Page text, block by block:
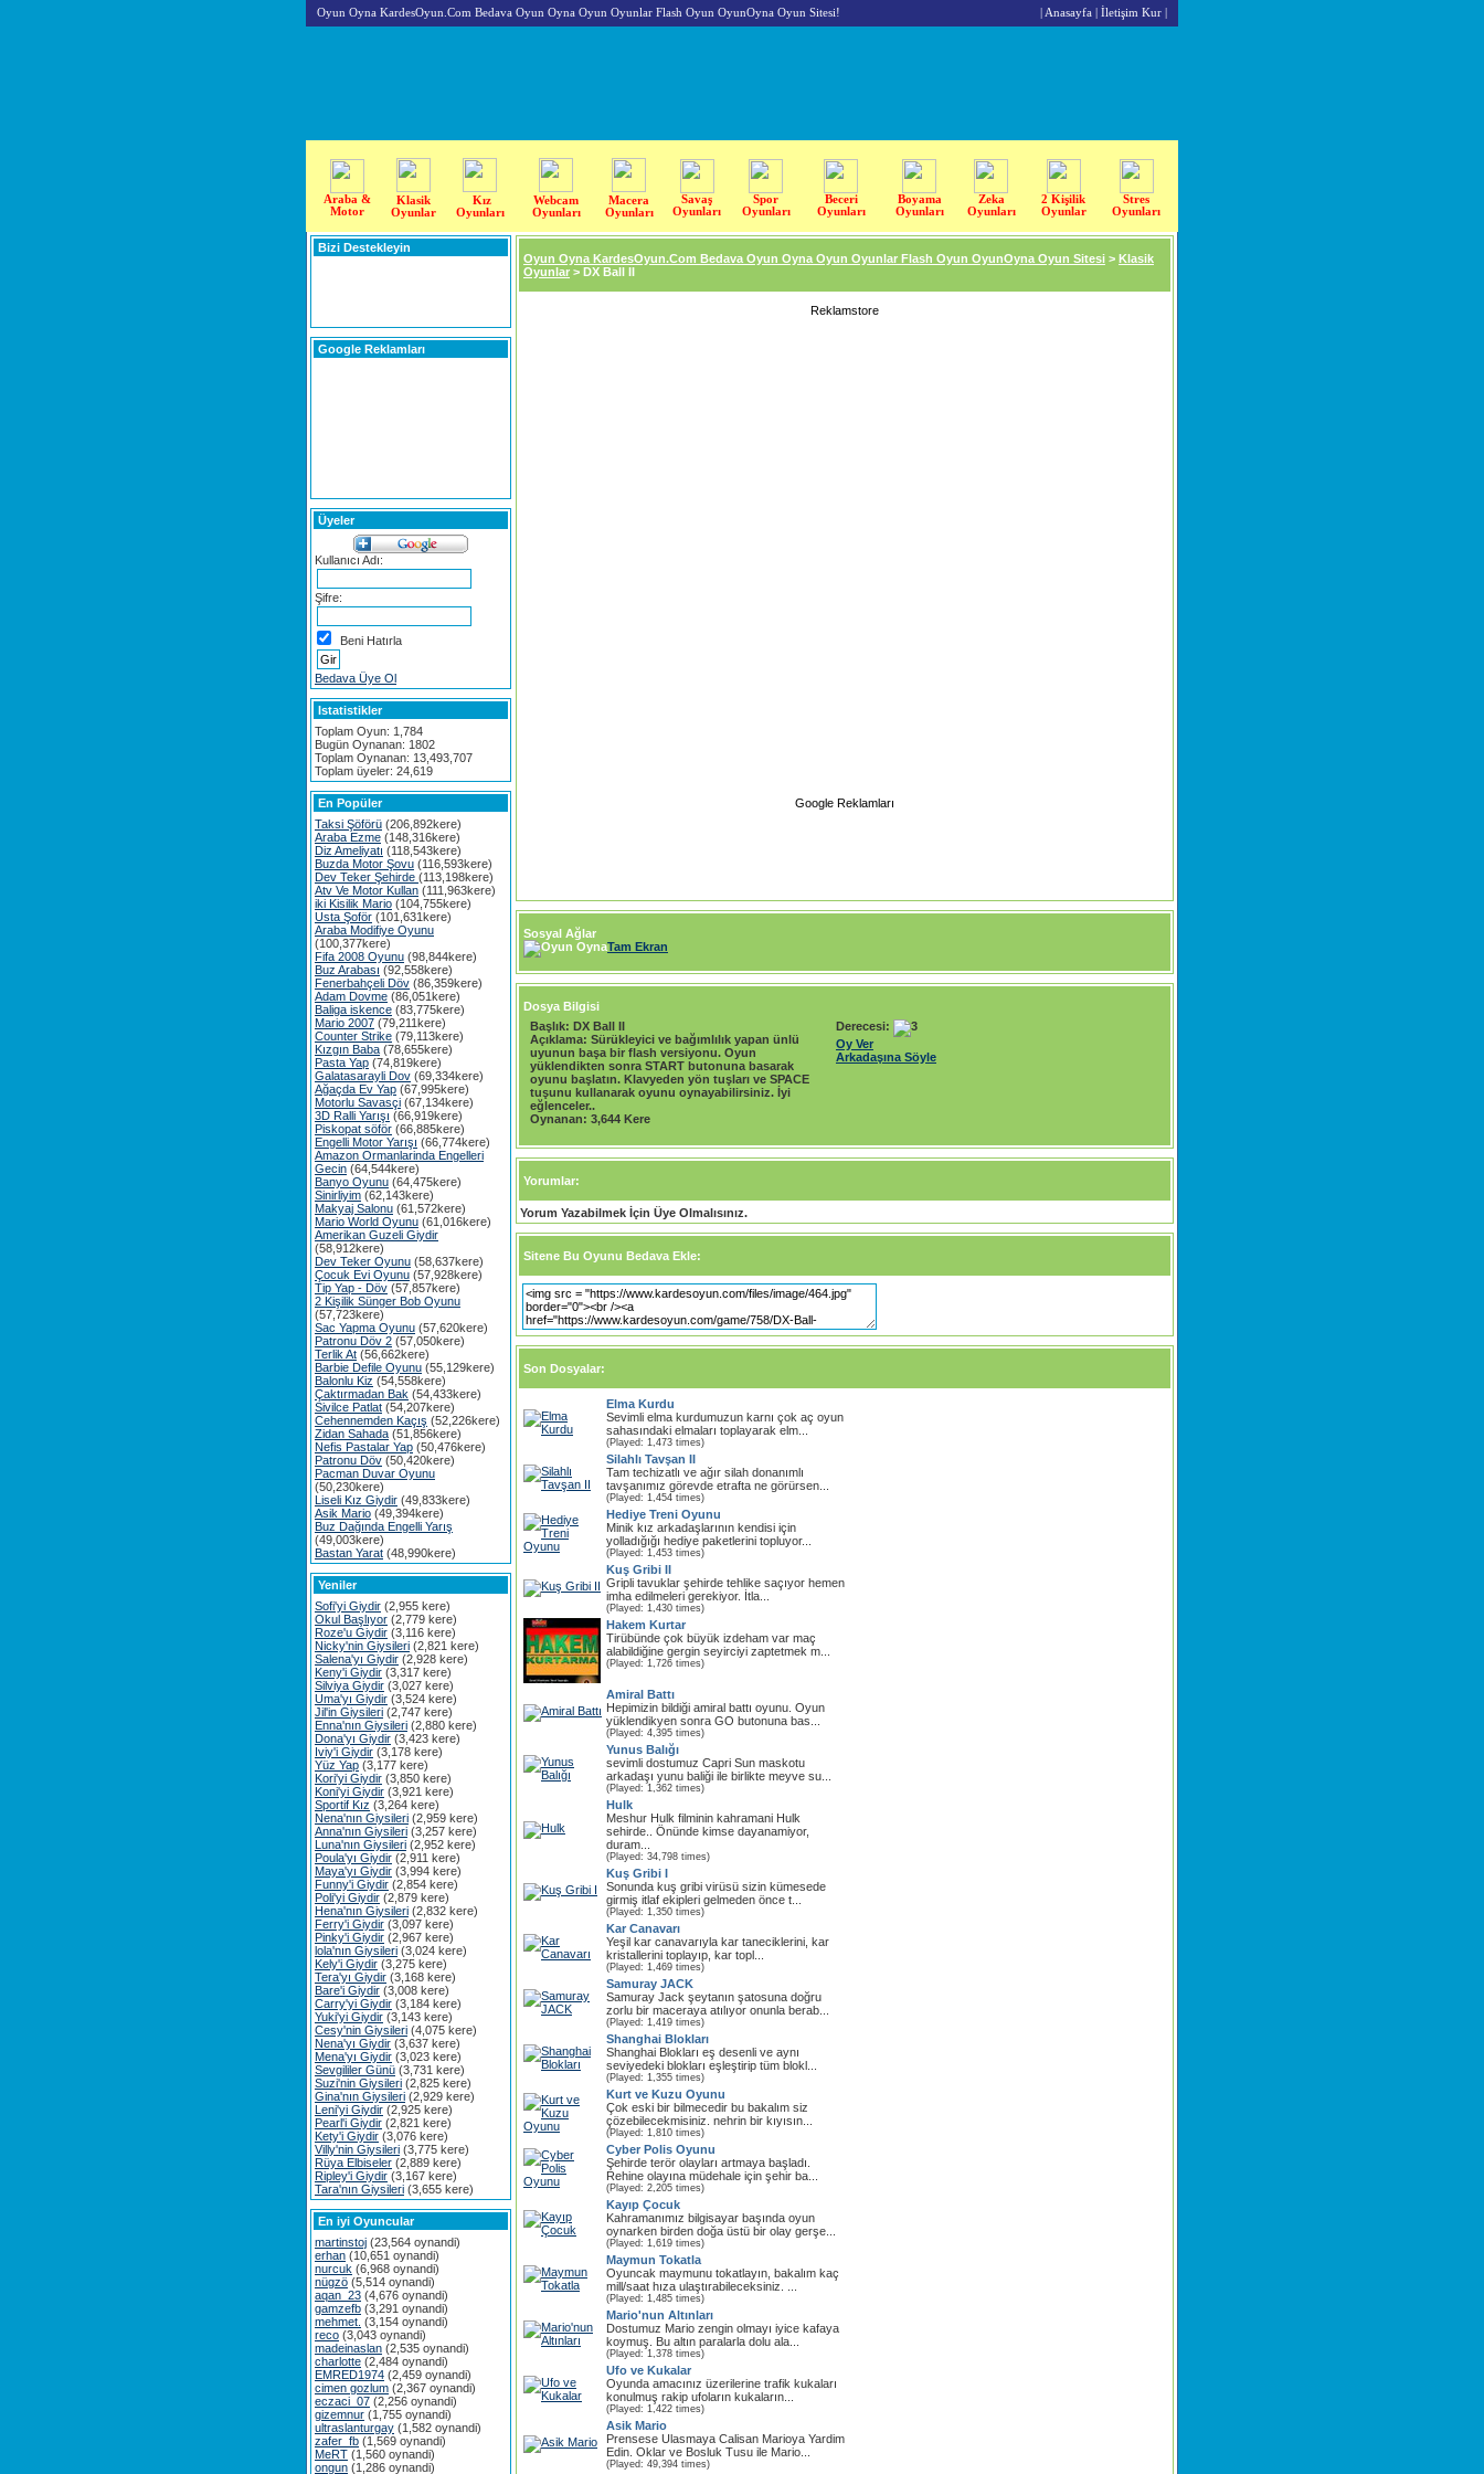
Oyun Oyna KardesOyun.Com Bedava Oyun Oyna Oyun Oyunlar Flash Oyun OyunOyna Oyun Sitesi! | Anasayfa | İletişim Kur |
Araba &
Motor
Klasik
Oyunlar
Kız
Oyunları
Webcam
Oyunları
Macera
Oyunları
Savaş
Oyunları
Spor
Oyunları
Beceri
Oyunları
Boyama
Oyunları
Zeka
Oyunları
2 Kişilik
Oyunlar
Stres
Oyunları
Bizi Destekleyin
Google Reklamları
Üyeler
Kullanıcı Adı:
Şifre:
Beni Hatırla
Bedava Üye Ol
Istatistikler
Toplam Oyun: 1,784
Bugün Oynanan: 1802
Toplam Oynanan: 13,493,707
Toplam üyeler: 24,619
En Popüler
Taksi Şöförü (206,892kere)
Araba Ezme (148,316kere)
Diz Ameliyatı (118,543kere)
Buzda Motor Şovu (116,593kere)
Dev Teker Şehirde (113,198kere)
Atv Ve Motor Kullan (111,963kere)
iki Kisilik Mario (104,755kere)
Usta Şoför (101,631kere)
Araba Modifiye Oyunu
(100,377kere)
Fifa 2008 Oyunu (98,844kere)
Buz Arabası (92,558kere)
Fenerbahçeli Döv (86,359kere)
Adam Dovme (86,051kere)
Baliga iskence (83,775kere)
Mario 2007 (79,211kere)
Counter Strike (79,113kere)
Kızgın Baba (78,655kere)
Pasta Yap (74,819kere)
Galatasarayli Dov (69,334kere)
Ağaçda Ev Yap (67,995kere)
Motorlu Savasçi (67,134kere)
3D Ralli Yarışı (66,919kere)
Piskopat söför (66,885kere)
Engelli Motor Yarışı (66,774kere)
Amazon Ormanlarinda Engelleri
Gecin (64,544kere)
Banyo Oyunu (64,475kere)
Sinirliyim (62,143kere)
Makyaj Salonu (61,572kere)
Mario World Oyunu (61,016kere)
Amerikan Guzeli Giydir
(58,912kere)
Dev Teker Oyunu (58,637kere)
Çocuk Evi Oyunu (57,928kere)
Tip Yap - Döv (57,857kere)
2 Kişilik Sünger Bob Oyunu
(57,723kere)
Sac Yapma Oyunu (57,620kere)
Patronu Döv 2 (57,050kere)
Terlik At (56,662kere)
Barbie Defile Oyunu (55,129kere)
Balonlu Kiz (54,558kere)
Çaktırmadan Bak (54,433kere)
Sivilce Patlat (54,207kere)
Cehennemden Kaçış (52,226kere)
Zidan Sahada (51,856kere)
Nefis Pastalar Yap (50,476kere)
Patronu Döv (50,420kere)
Pacman Duvar Oyunu
(50,230kere)
Liseli Kız Giydir (49,833kere)
Asik Mario (49,394kere)
Buz Dağında Engelli Yarış
(49,003kere)
Bastan Yarat (48,990kere)
Yeniler
Sofi'yi Giydir (2,955 kere)
Okul Başlıyor (2,779 kere)
Roze'u Giydir (3,116 kere)
Nicky'nin Giysileri (2,821 kere)
Salena'yı Giydir (2,928 kere)
Keny'i Giydir (3,317 kere)
Silviya Giydir (3,027 kere)
Uma'yı Giydir (3,524 kere)
Jil'in Giysileri (2,747 kere)
Enna'nın Giysileri (2,880 kere)
Dona'yı Giydir (3,423 kere)
Iviy'i Giydir (3,178 kere)
Yüz Yap (3,177 kere)
Kori'yi Giydir (3,850 kere)
Koni'yi Giydir (3,921 kere)
Sportif Kız (3,264 kere)
Nena'nın Giysileri (2,959 kere)
Anna'nın Giysileri (3,257 kere)
Luna'nın Giysileri (2,952 kere)
Poula'yı Giydir (2,911 kere)
Maya'yı Giydir (3,994 kere)
Funny'i Giydir (2,854 kere)
Poli'yi Giydir (2,879 kere)
Hena'nın Giysileri (2,832 kere)
Ferry'i Giydir (3,097 kere)
Pinky'i Giydir (2,967 kere)
lola'nın Giysileri (3,024 kere)
Kely'i Giydir (3,275 kere)
Tera'yı Giydir (3,168 kere)
Bare'i Giydir (3,008 kere)
Carry'yi Giydir (3,184 kere)
Yuki'yi Giydir (3,143 kere)
Cesy'nin Giysileri (4,075 kere)
Nena'yı Giydir (3,637 kere)
Mena'yı Giydir (3,023 kere)
Sevgililer Günü (3,731 kere)
Suzi'nin Giysileri (2,825 kere)
Gina'nın Giysileri (2,929 kere)
Leni'yi Giydir (2,925 kere)
Pearl'i Giydir (2,821 kere)
Kety'i Giydir (3,076 kere)
Villy'nin Giysileri (3,775 kere)
Rüya Elbiseler (2,889 kere)
Ripley'i Giydir (3,167 kere)
Tara'nın Giysileri (3,655 kere)
En iyi Oyuncular
martinstoj (23,564 oynandi)
erhan (10,651 oynandi)
nurcuk (6,968 oynandi)
nügzö (5,514 oynandi)
aqan_23 (4,676 oynandi)
gamzefb (3,291 oynandi)
mehmet. (3,154 oynandi)
reco (3,043 oynandi)
madeinaslan (2,535 oynandi)
charlotte (2,484 oynandi)
EMRED1974 (2,459 oynandi)
cimen gozlum (2,367 oynandi)
eczaci_07 (2,256 oynandi)
gizemnur (1,755 oynandi)
ultraslanturgay (1,582 oynandi)
zafer_fb (1,569 oynandi)
MeRT (1,560 oynandi)
ongun (1,286 oynandi)
Oyun Oyna KardesOyun.Com Bedava Oyun Oyna Oyun Oyunlar Flash Oyun OyunOyna Oyun Sitesi > Klasik
Oyunlar > DX Ball II
Reklamstore
Google Reklamları
Sosyal Ağlar
Tam Ekran
Dosya Bilgisi
Başlık: DX Ball II
Açıklama: Sürükleyici ve bağımlılık yapan ünlü
uyunun başa bir flash versiyonu. Oyun
yüklendikten sonra START butonuna basarak
oyunu başlatın. Klavyeden yön tuşları ve SPACE
tuşunu kullanarak oyunu oynayabilirsiniz. İyi
eğlenceler..
Oynanan: 3,644 Kere
Derecesi:
Oy Ver
Arkadaşına Söyle
Yorumlar:
Yorum Yazabilmek İçin Üye Olmalısınız.
Sitene Bu Oyunu Bedava Ekle:
Son Dosyalar:
Elma Kurdu
Sevimli elma kurdumuzun karnı çok aç oyun
sahasındaki elmaları toplayarak elm...
(Played: 1,473 times)
Silahlı Tavşan II
Tam techizatlı ve ağır silah donanımlı
tavşanımız görevde etrafta ne görürsen...
(Played: 1,454 times)
Hediye Treni Oyunu
Minik kız arkadaşlarının kendisi için
yolladığığı hediye paketlerini topluyor...
(Played: 1,453 times)
Kuş Gribi II
Gripli tavuklar şehirde tehlike saçıyor hemen
imha edilmeleri gerekiyor. İtla...
(Played: 1,430 times)
Hakem Kurtar
Tirübünde çok büyük izdeham var maç
alabildiğine gergin seyirciyi zaptetmek m...
(Played: 1,726 times)
Amiral Battı
Hepimizin bildiği amiral battı oyunu. Oyun
yüklendikyen sonra GO butonuna bas...
(Played: 4,395 times)
Yunus Balığı
sevimli dostumuz Capri Sun maskotu
arkadaşı yunu baliği ile birlikte meyve su...
(Played: 1,362 times)
Hulk
Meshur Hulk filminin kahramani Hulk
sehirde.. Önünde kimse dayanamiyor,
duram...
(Played: 34,798 times)
Kuş Gribi I
Sonunda kuş gribi virüsü sizin kümesede
girmiş itlaf ekipleri gelmeden önce t...
(Played: 1,350 times)
Kar Canavarı
Yeşil kar canavarıyla kar taneciklerini, kar
kristallerini toplayıp, kar topl...
(Played: 1,469 times)
Samuray JACK
Samuray Jack şeytanın şatosuna doğru
zorlu bir maceraya atılıyor onunla berab...
(Played: 1,419 times)
Shanghai Blokları
Shanghai Blokları eş desenli ve aynı
seviyedeki blokları eşleştirip tüm blokl...
(Played: 1,355 times)
Kurt ve Kuzu Oyunu
Çok eski bir bilmecedir bu bakalım siz
çözebilecekmisiniz. nehrin bir kıyısın...
(Played: 1,810 times)
Cyber Polis Oyunu
Şehirde terör olayları artmaya başladı.
Rehine olayına müdehale için şehir ba...
(Played: 2,205 times)
Kayıp Çocuk
Kahramanımız bilgisayar başında oyun
oynarken birden doğa üstü bir olay gerşe...
(Played: 1,619 times)
Maymun Tokatla
Oyuncak maymunu tokatlayın, bakalım kaç
mill/saat hıza ulaştırabileceksiniz. ...
(Played: 1,485 times)
Mario'nun Altınları
Dostumuz Mario zengin olmayı iyice kafaya
koymuş. Bu altın paralarla dolu ala...
(Played: 1,378 times)
Ufo ve Kukalar
Oyunda amacınız üzerilerine trafik kukaları
konulmuş rakip ufoların kukaların...
(Played: 1,422 times)
Asik Mario
Prensese Ulasmaya Calisan Marioya Yardim
Edin. Oklar ve Bosluk Tusu ile Mario...
(Played: 49,394 times)